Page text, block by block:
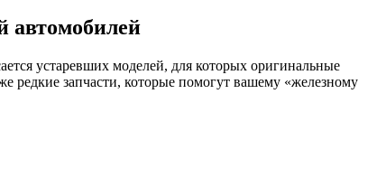
автомобилей
устаревших моделей, для которых оригинальные
редкие запчасти, которые помогут вашему «железному